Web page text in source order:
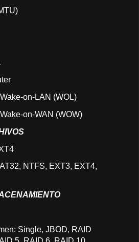
on-LAN (WOL)
on-WAN (WOW)
NTFS, EXT3, EXT4,
Single, JBOD, RAID